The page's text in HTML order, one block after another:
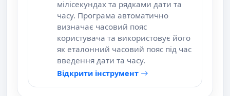
мілісекундах та рядками дати та
часу. Програма автоматично
визначає часовий пояс
користувача та використовує його
як еталонний часовий пояс під час
введення дати та часу.
Відкрити інструмент